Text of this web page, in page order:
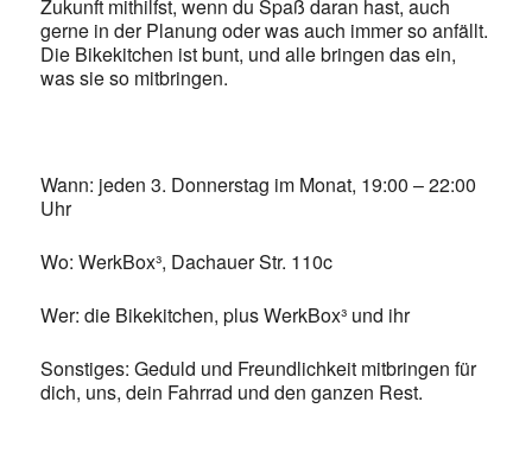
Zukunft mithilfst, wenn du Spaß daran hast, auch
gerne in der Planung oder was auch immer so anfällt.
Die Bikekitchen ist bunt, und alle bringen das ein,
was sie so mitbringen.
Wann: jeden 3. Donnerstag im Monat, 19:00 – 22:00
Uhr
Wo: WerkBox³, Dachauer Str. 110c
Wer: die Bikekitchen, plus WerkBox³ und ihr
Sonstiges: Geduld und Freundlichkeit mitbringen für
dich, uns, dein Fahrrad und den ganzen Rest.